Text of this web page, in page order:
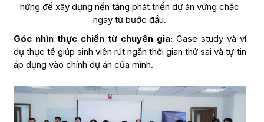
hứng để xây dựng nền tảng phát triển dự án vững chắc
ngay từ bước đầu.
Góc nhìn thực chiến từ chuyên gia:Case study và ví
dụ thực tế giúp sinh viên rút ngắn thời gian thử sai và tự tin
áp dụng vào chính dự án của mình.